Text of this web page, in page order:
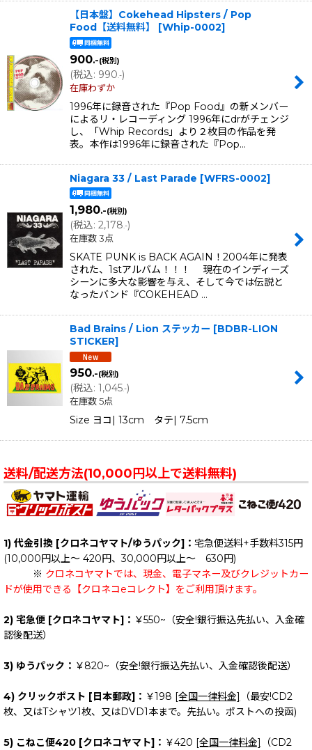
【日本盤】Cokehead Hipsters / Pop
Food【送料無料】
[Whip-0002]
900.-(税別)
(税込: 990.-)
在庫わずか
1996年に録音された『Pop Food』の新メンバー
によるリ・レコーディング 1996年にdrがチェンジ
し、「Whip Records」より２枚目の作品を発
表。本作は1996年に録音された『Pop…
Niagara 33 / Last Parade [WFRS-0002]
1,980.-(税別)
(税込: 2,178.-)
在庫数 3点
SKATE PUNK is BACK AGAIN！2004年に発表
された、1stアルバム！！！ 現在のインディーズ
シーンに多大な影響を与え、そして今では伝説と
なったバンド『COKEHEAD …
Bad Brains / Lion ステッカー [BDBR-LION
STICKER]
950.-(税別)
(税込: 1,045.-)
在庫数 5点
Size ヨコ| 13cm タテ| 7.5cm
送料/配送方法(10,000円以上で送料無料)
1) 代金引換 [クロネコヤマト/ゆうパック]： 宅急便送料+手数料315円
(10,000円以上～ 420円、30,000円以上～ 630円)
※ クロネコヤマトでは、現金、電子マネー及びクレジットカー
ドが使用できる【クロネコeコレクト】をご利用頂けます。
2) 宅急便 [クロネコヤマト]： ￥550~（安全!銀行振込先払い、入金確
認後配送）
3) ゆうパック： ￥820~（安全!銀行振込先払い、入金確認後配送）
4) クリックポスト [日本郵政]： ￥198 [全国一律料金]
（最安!CD2
枚、又はTシャツ1枚、又はDVD1本まで。先払い。ポストへの投函)
5) こねこ便420 [クロネコヤマト]： ￥420 [全国一律料金]
（CD2